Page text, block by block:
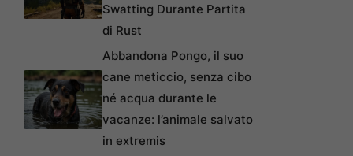
Swatting Durante Partita
di Rust
Abbandona Pongo, il suo
cane meticcio, senza cibo
né acqua durante le
vacanze: l’animale salvato
in extremis